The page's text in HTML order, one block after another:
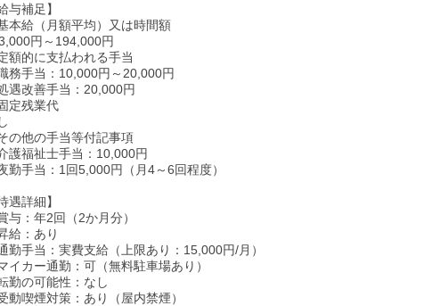
与補足】
本給（月額平均）又は時間額
円～194,000円
額的に支払われる手当
務手当：10,000円～20,000円
遇改善手当：20,000円
定残業代
の他の手当等付記事項
護福祉士手当：10,000円
勤手当：1回5,000円（月4～6回程度）
遇詳細】
与：年2回（2か月分）
給：あり
勤手当：実費支給（上限あり：15,000円/月）
イカー通勤：可（無料駐車場あり）
勤の可能性：なし
動喫煙対策：あり（屋内禁煙）